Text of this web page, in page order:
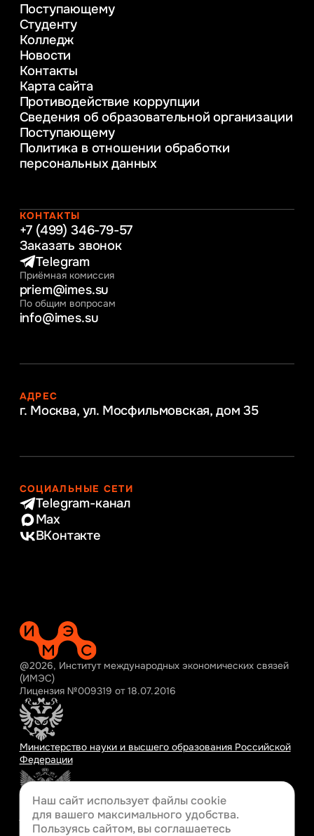
Психолого-педагогическое
консультирование и медиация
в образовании
Веб-дизайн
Управление инновационным развитием
предприятия
Уголовное право
Информационные технологии в бизнесе
Информационное и программное
обеспечение бизнес процессов
Управление человеческими ресурсами
Интернет-маркетинг
Поступающему
Студенту
Колледж
Новости
Контакты
Карта сайта
Противодействие коррупции
Сведения об образовательной организации
Поступающему
Политика в отношении обработки
персональных данных
КОНТАКТЫ
+7 (499) 346-79-57
Заказать звонок
Telegram
Приёмная комиссия
priem@imes.su
По общим вопросам
info@imes.su
АДРЕС
г. Москва, ул. Мосфильмовская, дом 35
СОЦИАЛЬНЫЕ СЕТИ
Telegram-канал
Max
ВКонтакте
@2026, Институт международных экономических связей
(ИМЭС)
Лицензия №009319 от 18.07.2016
Министерство науки и высшего образования Российской
Федерации
Министерство просвещения Российской Федерации
Наш сайт использует файлы cookie
для вашего максимального удобства.
Пользуясь сайтом, вы соглашаетесь